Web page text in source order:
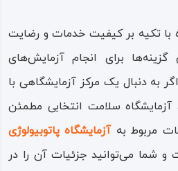
با تکیه بر کیفیت خدمات و رضایت
گزینه‌ها برای انجام آزمایش‌های
به دنبال یک مرکز آزمایشگاهی با
آزمایشگاه سلامت انتخابی مطمئن
مربوط بهآزمایشگاه پاتوبیولوژی
شما می‌توانید جزئیات آن را در